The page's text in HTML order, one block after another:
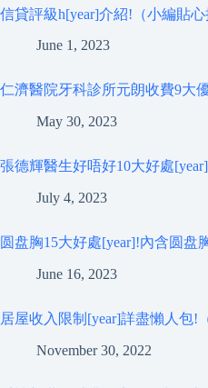
信貸評級h[year]介紹!（小編貼心
June 1, 2023
仁濟醫院牙科診所元朗收費9大
May 30, 2023
張德輝醫生好唔好10大好處
July 4, 2023
圆盘胸15大好處[year]!內含圆盘
June 16, 2023
居屋收入限制[year]詳盡懶人包!
November 30, 2022